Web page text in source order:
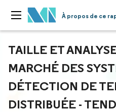
À propos de ce
TAILLE ET
MARCHÉ DES
DÉTECTION DE
DISTRIBUÉE -